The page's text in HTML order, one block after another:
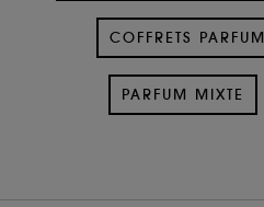
COFFRETS PARFUM
PARFUM MIXTE